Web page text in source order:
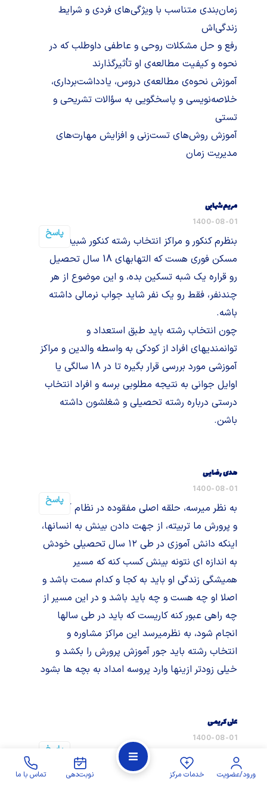
زمان‌بندی متناسب با ویژگی‌های فردی و شرایط
زندگی‌اش
رفع و حل مشکلات روحی و عاطفی داوطلب که در
نحوه و کیفیت مطالعه‌ی او تأثیرگذارند
آموزش نحوه‌ی مطالعه‌ی دروس، یادداشت‌برداری،
خلاصه‌نویسی و پاسخگویی به سؤالات تشریحی و
تستی
آموزش روش‌های تست‌زنی و افزایش مهارت‌های
مدیریت زمان
مریم شهابی
1400-08-01
پاسخ
بنظرم کنکور و مراکز انتخاب رشته کنکور شبیه یه
مسکن فوری هست که التهابهای 18 سال تحصیل
رو قراره یک شبه تسکین بده، و این موضوع از هر
چندنفر، فقط رو یک نفر شاید جواب نرمالی داشته
باشه.
چون انتخاب رشته باید طبق استعداد و
توانمندیهای افراد از کودکی به واسطه والدین و مراکز
آموزشی مورد بررسی قرار بگیره تا در 18 سالگی یا
اوایل جوانی به نتیجه مطلوبی برسه و افراد انتخاب
درستی درباره رشته تحصیلی و شغلشون داشته
باشن.
هدی رضایی
1400-08-01
پاسخ
به نظر میرسه، حلقه اصلی مفقوده در نظام آموزش
و پرورش ما تربیته، از جهت دادن بینش به انسانها،
اینکه دانش آموزی در طی ۱۲ سال تحصیلی خودش
به اندازه ای نتونه بینش کسب کنه که مسیر
همیشگی زندگی او باید به کجا و کدام سمت باشد و
اصلا او چه هست و چه باید باشد و در این مسیر از
چه راهی عبور کنه کاریست که باید در طی سالها
انجام شود، به نظرمیرسد این مراکز مشاوره و
انتخاب رشته باید جور آموزش پرورش را بکشد و
خیلی زودتر ازینها وارد پروسه امداد به بچه ها بشود
علی کریمی
1400-08-01
پاسخ
از نظر بنده انتخاب رشته یکی از مهم ترین و اساسی
ترین شاخصه هایه قبولی در دانشگاه هستش ولیورود/عضویت خدمات مرکز نوبت‌دهی تماس با ما